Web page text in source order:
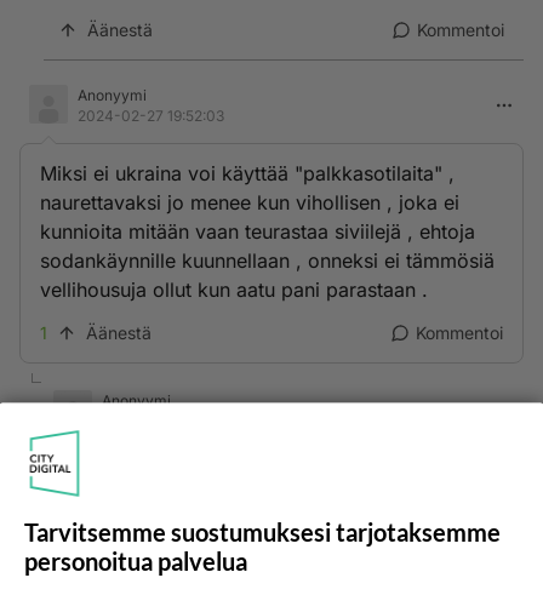
Äänestä Kommentoi
Anonyymi
2024-02-27 19:52:03
Miksi ei ukraina voi käyttää "palkkasotilaita" ,
naurettavaksi jo menee kun vihollisen , joka ei
kunnioita mitään vaan teurastaa siviilejä , ehtoja
sodankäynnille kuunnellaan , onneksi ei tämmösiä
vellihousuja ollut kun aatu pani parastaan .
1 Äänestä Kommentoi
Anonyymi
Ukrainassa taistelee ulkomaisia vapaaehtoisia.
He ovat siellä kuitenkin yksityishenkilöinä. Eri
asia kuin länsivaltioiden joukkojen lähettäminen
Ukrainaan, mikä tekisi lännestä sodan osapuolen.
Tarvitsemme suostumuksesi tarjotaksemme
personoitua palvelua